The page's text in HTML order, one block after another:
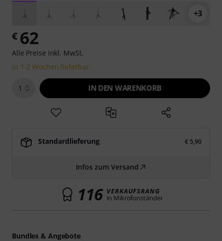
+3
€ 62
Alle Preise inkl. MwSt.
In 1-2 Wochen lieferbar
1 IN DEN WARENKORB
Standardlieferung € 5,90
Infos zum Versand
116 VERKAUFSRANG
in Mikrofonständer
Bundles & Angebote